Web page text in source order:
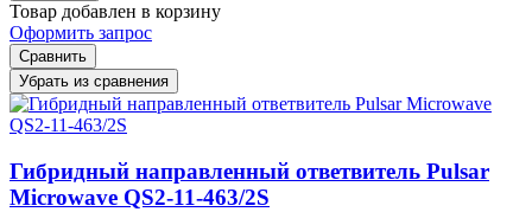
Товар добавлен в корзину
Оформить запрос
Сравнить
Убрать из сравнения
Гибридный направленный ответвитель Pulsar
Microwave QS2-11-463/2S